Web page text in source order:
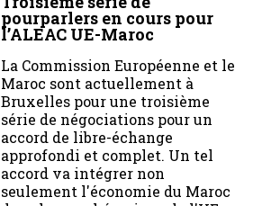
pourparlers en cours pour
l’ALEAC UE-Maroc
La Commission Européenne et le
Maroc sont actuellement à
Bruxelles pour une troisième
série de négociations pour un
accord de libre-échange
approfondi et complet. Un tel
accord va intégrer non
seulement l'économie du Maroc